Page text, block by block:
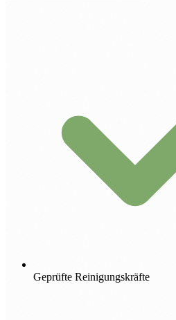
Geprüfte Reinigungskräfte